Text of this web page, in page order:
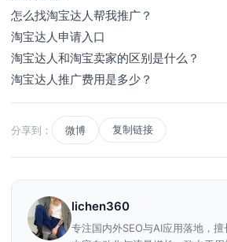
怎么找淘宝达人帮我推广？
淘宝达人申请入口
淘宝达人和淘宝卖家的区别是什么？
淘宝达人推广费用是多少？
分享到： 微博 复制链接
lichen360
专注国内外SEO与AI应用落地，擅